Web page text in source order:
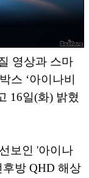
영상과 스마
스 ‘아이나비
16일(화) 밝혔
보인 '아이나
방 QHD 해상